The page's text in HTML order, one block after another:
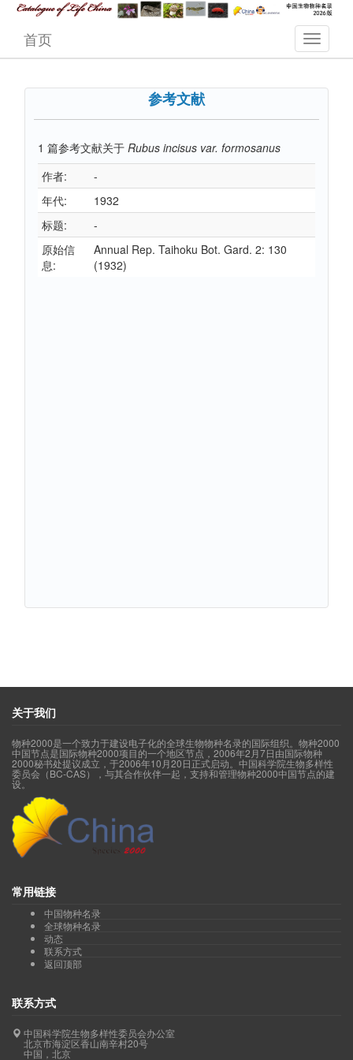
首页
参考文献
1 篇参考文献关于 Rubus incisus var. formosanus
作者:
-
年代:
1932
标题:
-
原始信
息:
Annual Rep. Taihoku Bot. Gard. 2: 130
(1932)
关于我们
物种2000是一个致力于建设电子化的全球生物物种名录的国际组织。物种2000
中国节点是国际物种2000项目的一个地区节点，2006年2月7日由国际物种
2000秘书处提议成立，于2006年10月20日正式启动。中国科学院生物多样性
委员会（BC-CAS），与其合作伙伴一起，支持和管理物种2000中国节点的建
设。
常用链接
中国物种名录
全球物种名录
动态
联系方式
返回顶部
联系方式
中国科学院生物多样性委员会办公室
北京市海淀区香山南辛村20号
中国，北京